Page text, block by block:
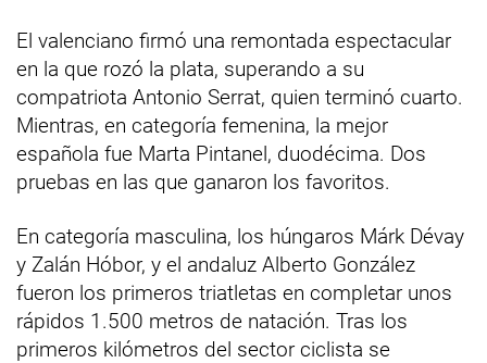
El valenciano firmó una remontada espectacular
en la que rozó la plata, superando a su
compatriota Antonio Serrat, quien terminó cuarto.
Mientras, en categoría femenina, la mejor
española fue Marta Pintanel, duodécima. Dos
pruebas en las que ganaron los favoritos.
En categoría masculina, los húngaros Márk Dévay
y Zalán Hóbor, y el andaluz Alberto González
fueron los primeros triatletas en completar unos
rápidos 1.500 metros de natación. Tras los
primeros kilómetros del sector ciclista se